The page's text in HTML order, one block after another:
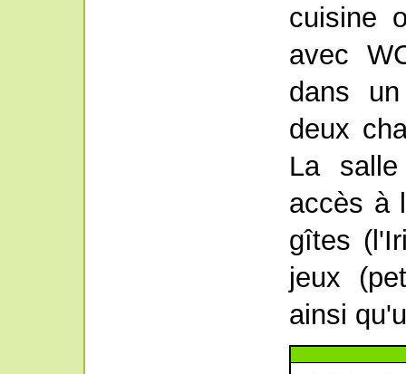
cuisine
avec
dans
deux
La
accès à
gîtes
jeux
ainsi